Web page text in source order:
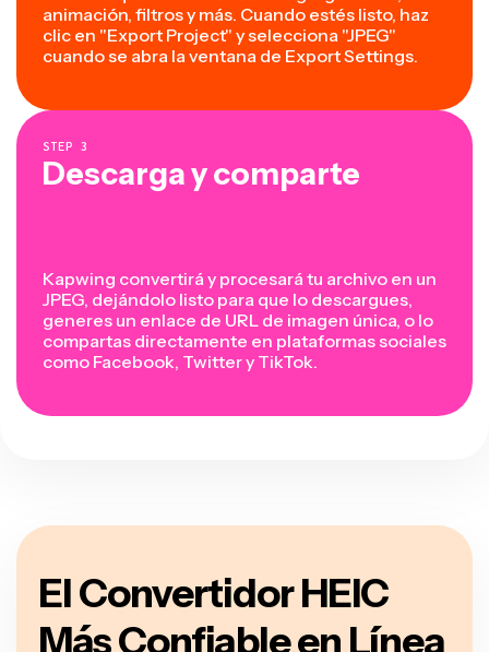
animación, filtros y más. Cuando estés listo, haz
clic en "Export Project" y selecciona "JPEG"
cuando se abra la ventana de Export Settings.
STEP 3
Descarga y comparte
Kapwing convertirá y procesará tu archivo en un
JPEG, dejándolo listo para que lo descargues,
generes un enlace de URL de imagen única, o lo
compartas directamente en plataformas sociales
como Facebook, Twitter y TikTok.
El Convertidor HEIC
Más Confiable en Línea